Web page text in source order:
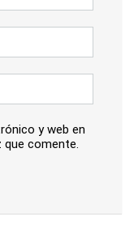
y web en
que comente.